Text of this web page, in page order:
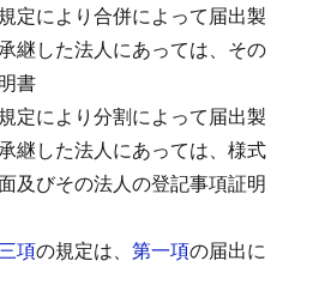
定により合併によって届出製
継した法人にあっては、その
書
定により分割によって届出製
継した法人にあっては、様式
及びその法人の登記事項証明
項の規定は、 第一項の届出に